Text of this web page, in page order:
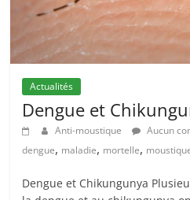
Actualités
Dengue et
Anti-moustique Aucun
dengue, maladie, mortelle,
Dengue et Chikungunya